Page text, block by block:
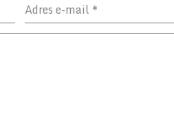
Adres e-mail *